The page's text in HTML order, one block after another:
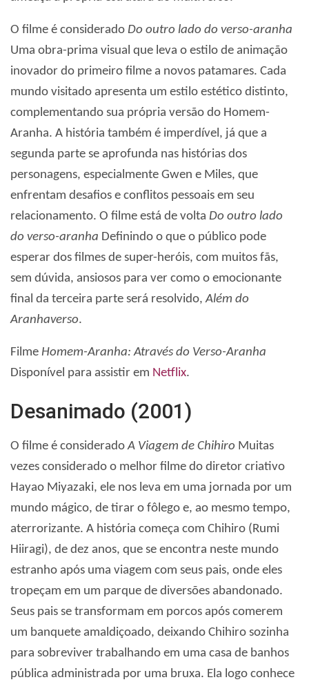
O filme é considerado Do outro lado do verso-aranha
Uma obra-prima visual que leva o estilo de animação
inovador do primeiro filme a novos patamares. Cada
mundo visitado apresenta um estilo estético distinto,
complementando sua própria versão do Homem-
Aranha. A história também é imperdível, já que a
segunda parte se aprofunda nas histórias dos
personagens, especialmente Gwen e Miles, que
enfrentam desafios e conflitos pessoais em seu
relacionamento. O filme está de volta Do outro lado
do verso-aranha Definindo o que o público pode
esperar dos filmes de super-heróis, com muitos fãs,
sem dúvida, ansiosos para ver como o emocionante
final da terceira parte será resolvido,Além do
Aranhaverso.
Filme Homem-Aranha: Através do Verso-Aranha
Disponível para assistir em Netflix.
Desanimado (2001)
O filme é consideradoA Viagem de Chihiro Muitas
vezes considerado o melhor filme do diretor criativo
Hayao Miyazaki, ele nos leva em uma jornada por um
mundo mágico, de tirar o fôlego e, ao mesmo tempo,
aterrorizante. A história começa com Chihiro (Rumi
Hiiragi), de dez anos, que se encontra neste mundo
estranho após uma viagem com seus pais, onde eles
tropeçam em um parque de diversões abandonado.
Seus pais se transformam em porcos após comerem
um banquete amaldiçoado, deixando Chihiro sozinha
para sobreviver trabalhando em uma casa de banhos
pública administrada por uma bruxa. Ela logo conhece